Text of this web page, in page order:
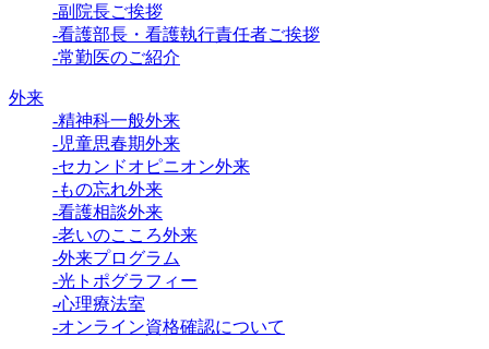
-副院長ご挨拶
-看護部長・看護執行責任者ご挨拶
-常勤医のご紹介
外来
-精神科一般外来
-児童思春期外来
-セカンドオピニオン外来
-もの忘れ外来
-看護相談外来
-老いのこころ外来
-外来プログラム
-光トポグラフィー
-心理療法室
-オンライン資格確認について